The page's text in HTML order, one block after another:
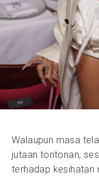
Walaupun masa
jutaan tontonan,
terhadap kesihatan